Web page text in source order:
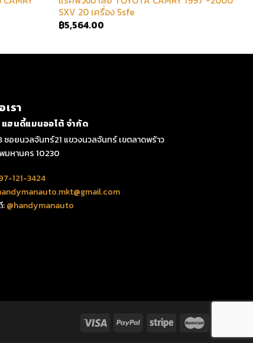
SXV 20 เครื่อง 5sfe
฿5,564.00
รา
ฮนดี้แมนออโต้ จำกัด
ซอยนวลจันทร์21 แขวงนวลจันทร์ เขตลาดพร้าว
มหานคร 10230
121-3424
:@handymanauto